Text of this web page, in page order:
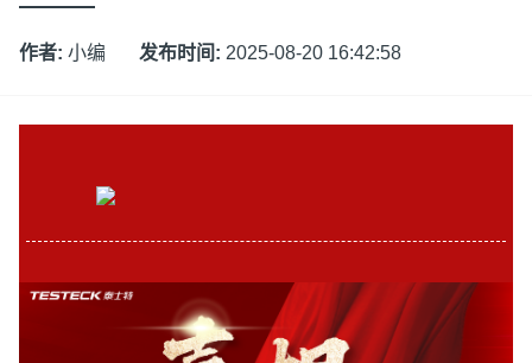
作者: 小编 发布时间: 2025-08-20 16:42:58